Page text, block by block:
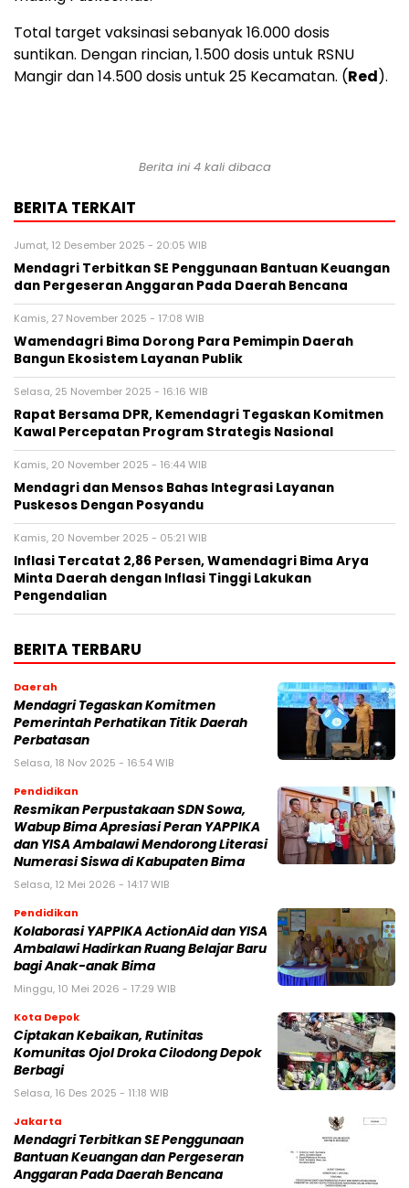
Total target vaksinasi sebanyak 16.000 dosis
suntikan. Dengan rincian, 1.500 dosis untuk RSNU
Mangir dan 14.500 dosis untuk 25 Kecamatan. (Red).
Berita ini 4 kali dibaca
BERITA TERKAIT
Jumat, 12 Desember 2025 - 20:05 WIB
Mendagri Terbitkan SE Penggunaan Bantuan Keuangan
dan Pergeseran Anggaran Pada Daerah Bencana
Kamis, 27 November 2025 - 17:08 WIB
Wamendagri Bima Dorong Para Pemimpin Daerah
Bangun Ekosistem Layanan Publik
Selasa, 25 November 2025 - 16:16 WIB
Rapat Bersama DPR, Kemendagri Tegaskan Komitmen
Kawal Percepatan Program Strategis Nasional
Kamis, 20 November 2025 - 16:44 WIB
Mendagri dan Mensos Bahas Integrasi Layanan
Puskesos Dengan Posyandu
Kamis, 20 November 2025 - 05:21 WIB
Inflasi Tercatat 2,86 Persen, Wamendagri Bima Arya
Minta Daerah dengan Inflasi Tinggi Lakukan
Pengendalian
BERITA TERBARU
Daerah
Mendagri Tegaskan Komitmen
Pemerintah Perhatikan Titik Daerah
Perbatasan
Selasa, 18 Nov 2025 - 16:54 WIB
Pendidikan
Resmikan Perpustakaan SDN Sowa,
Wabup Bima Apresiasi Peran YAPPIKA
dan YISA Ambalawi Mendorong Literasi
Numerasi Siswa di Kabupaten Bima
Selasa, 12 Mei 2026 - 14:17 WIB
Pendidikan
Kolaborasi YAPPIKA ActionAid dan YISA
Ambalawi Hadirkan Ruang Belajar Baru
bagi Anak-anak Bima
Minggu, 10 Mei 2026 - 17:29 WIB
Kota Depok
Ciptakan Kebaikan, Rutinitas
Komunitas Ojol Droka Cilodong Depok
Berbagi
Selasa, 16 Des 2025 - 11:18 WIB
Jakarta
Mendagri Terbitkan SE Penggunaan
Bantuan Keuangan dan Pergeseran
Anggaran Pada Daerah Bencana